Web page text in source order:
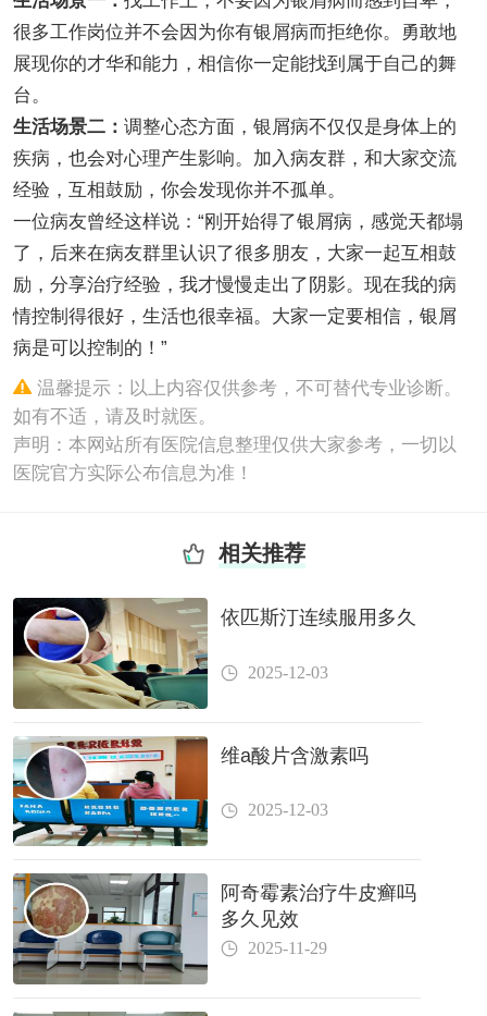
很多工作岗位并不会因为你有银屑病而拒绝你。勇敢地
展现你的才华和能力，相信你一定能找到属于自己的舞
台。
生活场景二： 调整心态方面，银屑病不仅仅是身体上的
疾病，也会对心理产生影响。加入病友群，和大家交流
经验，互相鼓励，你会发现你并不孤单。
一位病友曾经这样说：“刚开始得了银屑病，感觉天都塌
了，后来在病友群里认识了很多朋友，大家一起互相鼓
励，分享治疗经验，我才慢慢走出了阴影。现在我的病
情控制得很好，生活也很幸福。大家一定要相信，银屑
病是可以控制的！”
温馨提示：以上内容仅供参考，不可替代专业诊断。
如有不适，请及时就医。
声明：本网站所有医院信息整理仅供大家参考，一切以
医院官方实际公布信息为准！
相关推荐
依匹斯汀连续服用多久
2025-12-03
维a酸片含激素吗
2025-12-03
阿奇霉素治疗牛皮癣吗
多久见效
2025-11-29